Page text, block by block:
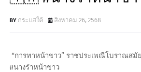
กระแสใต้ สิงหาคม 26, 2568
“การทาหน้าขาว” ราชประเพณีโบราณส
#นางรำหน้าขาว